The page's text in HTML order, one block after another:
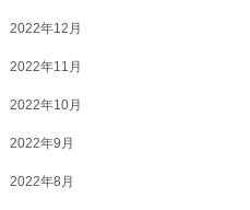
2022年12月
2022年11月
2022年10月
2022年9月
2022年8月